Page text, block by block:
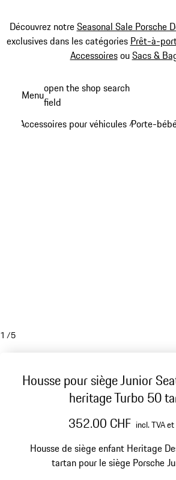
Découvrez notreSeasonal Sale Porsche
exclusives dans les catégories Prêt-à-
AccessoiresouSacs &
principal
Menuopen the shop search
field
Accessoires pour véhicules /Porte-
1 /5
Housse pour siège Junior
heritage Turbo 50
352.00 CHF incl. TVA
Housse de siège enfant Heritage
tartan pour le siège Porsche